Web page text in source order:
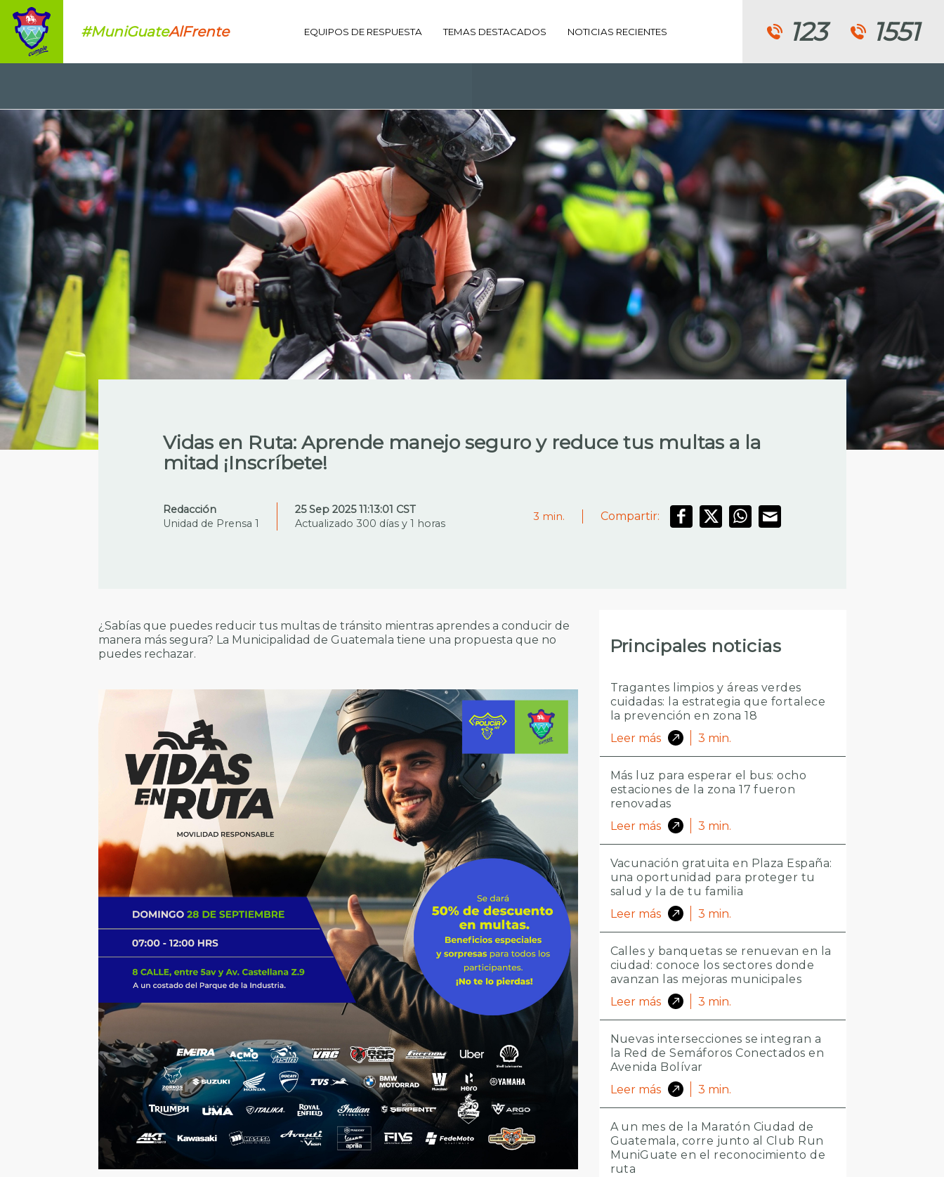
EQUIPOS DE RESPUESTA TEMAS DESTACADOS NOTICIAS RECIENTES 123 1551
#MuniGuateAlFrente
Vidas en Ruta: Aprende manejo seguro y reduce tus multas a la
mitad ¡Inscríbete!
Redacción
Unidad de Prensa 1
25 Sep 2025 11:13:01 CST
Actualizado 300 días y 1 horas
3 min. Compartir:
¿Sabías que puedes reducir tus multas de tránsito mientras aprendes a conducir de
manera más segura? La Municipalidad de Guatemala tiene una propuesta que no
puedes rechazar.
Principales noticias
Tragantes limpios y áreas verdes
cuidadas: la estrategia que fortalece
la prevención en zona 18
Leer más
3 min.
Más luz para esperar el bus: ocho
estaciones de la zona 17 fueron
renovadas
Leer más
3 min.
Vacunación gratuita en Plaza España:
una oportunidad para proteger tu
salud y la de tu familia
Leer más
3 min.
Calles y banquetas se renuevan en la
ciudad: conoce los sectores donde
avanzan las mejoras municipales
Leer más
3 min.
Nuevas intersecciones se integran a
la Red de Semáforos Conectados en
Avenida Bolívar
Leer más
3 min.
A un mes de la Maratón Ciudad de
Guatemala, corre junto al Club Run
MuniGuate en el reconocimiento de
ruta